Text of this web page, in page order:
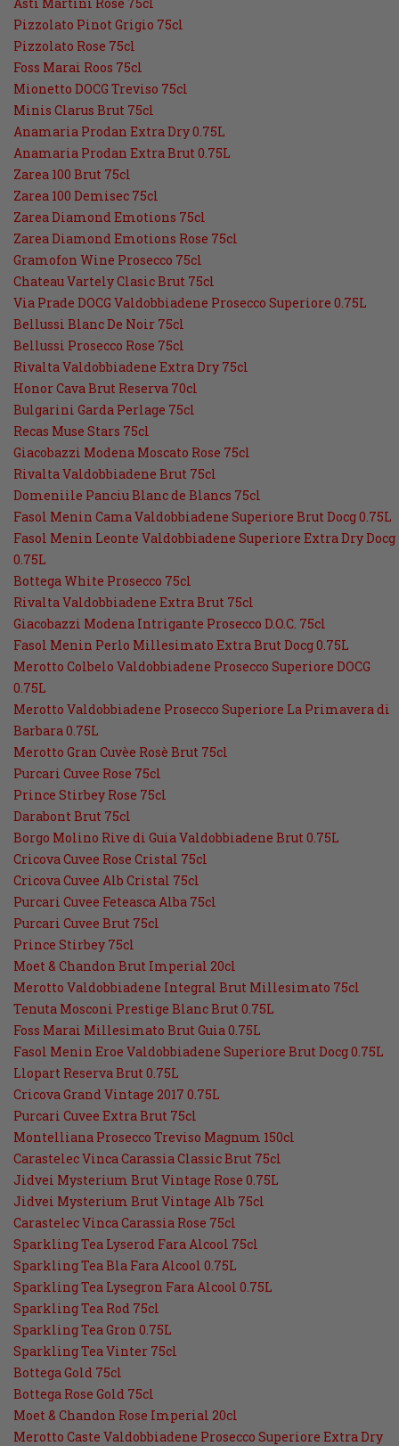
Pizzolato Pinot Grigio 75cl
Pizzolato Rose 75cl
Foss Marai Roos 75cl
Mionetto DOCG Treviso 75cl
Minis Clarus Brut 75cl
Anamaria Prodan Extra Dry 0.75L
Anamaria Prodan Extra Brut 0.75L
Zarea 100 Brut 75cl
Zarea 100 Demisec 75cl
Zarea Diamond Emotions 75cl
Zarea Diamond Emotions Rose 75cl
Gramofon Wine Prosecco 75cl
Chateau Vartely Clasic Brut 75cl
Via Prade DOCG Valdobbiadene Prosecco Superiore 0.75L
Bellussi Blanc De Noir 75cl
Bellussi Prosecco Rose 75cl
Rivalta Valdobbiadene Extra Dry 75cl
Honor Cava Brut Reserva 70cl
Bulgarini Garda Perlage 75cl
Recas Muse Stars 75cl
Giacobazzi Modena Moscato Rose 75cl
Rivalta Valdobbiadene Brut 75cl
Domeniile Panciu Blanc de Blancs 75cl
Fasol Menin Cama Valdobbiadene Superiore Brut Docg 0.75L
Fasol Menin Leonte Valdobbiadene Superiore Extra Dry Docg
0.75L
Bottega White Prosecco 75cl
Rivalta Valdobbiadene Extra Brut 75cl
Giacobazzi Modena Intrigante Prosecco D.O.C. 75cl
Fasol Menin Perlo Millesimato Extra Brut Docg 0.75L
Merotto Colbelo Valdobbiadene Prosecco Superiore DOCG
0.75L
Merotto Valdobbiadene Prosecco Superiore La Primavera di
Barbara 0.75L
Merotto Gran Cuvèe Rosè Brut 75cl
Purcari Cuvee Rose 75cl
Prince Stirbey Rose 75cl
Darabont Brut 75cl
Borgo Molino Rive di Guia Valdobbiadene Brut 0.75L
Cricova Cuvee Rose Cristal 75cl
Cricova Cuvee Alb Cristal 75cl
Purcari Cuvee Feteasca Alba 75cl
Purcari Cuvee Brut 75cl
Prince Stirbey 75cl
Moet & Chandon Brut Imperial 20cl
Merotto Valdobbiadene Integral Brut Millesimato 75cl
Tenuta Mosconi Prestige Blanc Brut 0.75L
Foss Marai Millesimato Brut Guia 0.75L
Fasol Menin Eroe Valdobbiadene Superiore Brut Docg 0.75L
Llopart Reserva Brut 0.75L
Cricova Grand Vintage 2017 0.75L
Purcari Cuvee Extra Brut 75cl
Montelliana Prosecco Treviso Magnum 150cl
Carastelec Vinca Carassia Classic Brut 75cl
Jidvei Mysterium Brut Vintage Rose 0.75L
Jidvei Mysterium Brut Vintage Alb 75cl
Carastelec Vinca Carassia Rose 75cl
Sparkling Tea Lyserod Fara Alcool 75cl
Sparkling Tea Bla Fara Alcool 0.75L
Sparkling Tea Lysegron Fara Alcool 0.75L
Sparkling Tea Rod 75cl
Sparkling Tea Gron 0.75L
Sparkling Tea Vinter 75cl
Bottega Gold 75cl
Bottega Rose Gold 75cl
Moet & Chandon Rose Imperial 20cl
Merotto Caste Valdobbiadene Prosecco Superiore Extra Dry